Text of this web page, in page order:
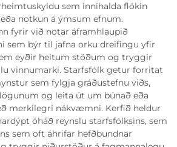
sem innihalda flókin
notkun á ýmsum efnum.
fyrir við notar áframhlaupið
sem býr til jafna orku dreifingu yfir
eyðir heitum stöðum og tryggir
vinnumarki. Starfsfólk getur forritat
sem fylgja gráðustefnu viðs,
og leita út um búnað eða
merkilegri nákvæmni. Kerfið heldur
óháð reynslu starfsfólksins, sem
sem oft áhrifar hefðbundnar